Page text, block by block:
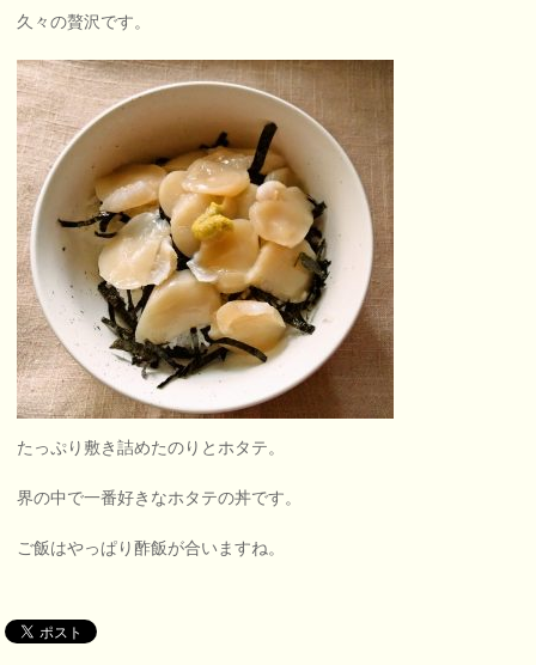
久々の贅沢です。
たっぷり敷き詰めたのりとホタテ。
界の中で一番好きなホタテの丼です。
ご飯はやっぱり酢飯が合いますね。